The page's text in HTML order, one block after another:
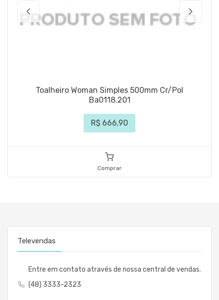
Toalheiro Woman Simples 500mm Cr/Pol
Ba0118.201
R$ 666,90
Comprar
Televendas
Entre em contato através de nossa central de vendas.
(48) 3333-2323